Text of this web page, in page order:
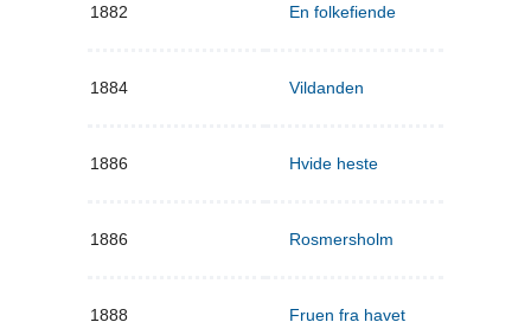
1882 En folkefiende
1884 Vildanden
1886 Hvide heste
1886 Rosmersholm
1888 Fruen fra havet